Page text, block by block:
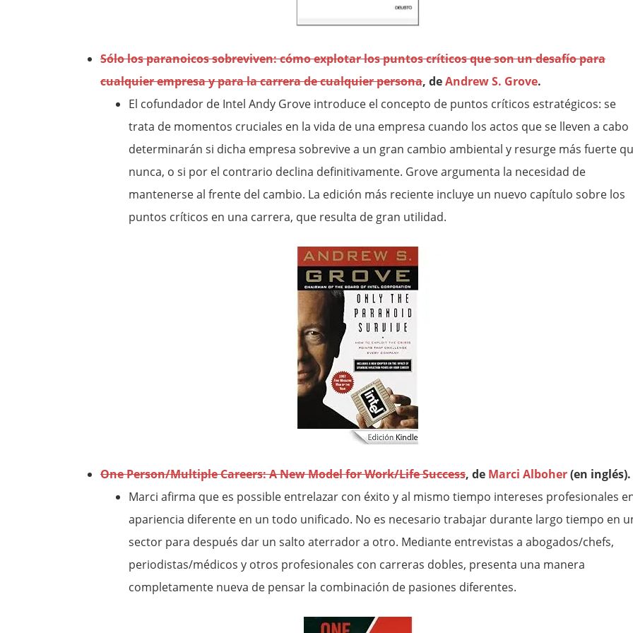
Sólo los paranoicos sobreviven: cómo explotar los puntos críticos que son un desafío para
cualquier empresa y para la carrera de cualquier persona, deAndrew S. Grove.
El cofundador de Intel Andy Grove introduce el concepto de puntos críticos estratégicos: se
trata de momentos cruciales en la vida de una empresa cuando los actos que se lleven a cabo
determinarán si dicha empresa sobrevive a un gran cambio ambiental y resurge más fuerte
nunca, o si por el contrario declina definitivamente. Grove argumenta la necesidad de
mantenerse al frente del cambio. La edición más reciente incluye un nuevo capítulo sobre los
puntos críticos en una carrera, que resulta de gran utilidad.
One Person/Multiple Careers: A New Model for Work/Life Success, de Marci Alboher(en inglés).
Marci afirma que es possible entrelazar con éxito y al mismo tiempo intereses profesionales
apariencia diferente en un todo unificado. No es necesario trabajar durante largo tiempo en
sector para después dar un salto aterrador a otro. Mediante entrevistas a abogados/chefs,
periodistas/médicos y otros profesionales con carreras dobles, presenta una manera
completamente nueva de pensar la combinación de pasiones diferentes.